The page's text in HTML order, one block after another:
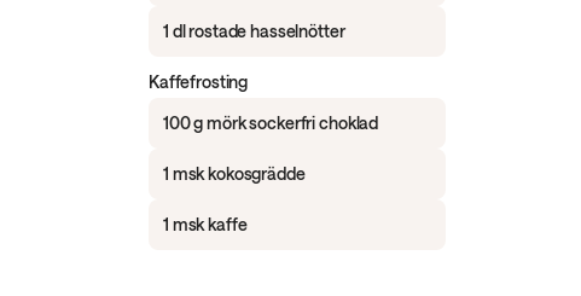
1 dl rostade hasselnötter
Kaffefrosting
100 g mörk sockerfri choklad
1 msk kokosgrädde
1 msk kaffe